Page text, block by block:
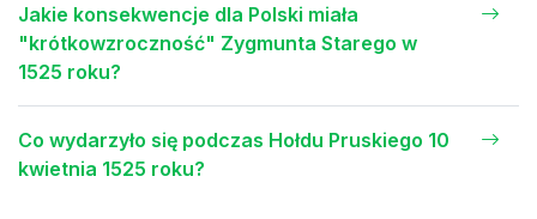
Jakie konsekwencje dla Polski miała
"krótkowzroczność" Zygmunta Starego w
1525 roku?
Co wydarzyło się podczas Hołdu Pruskiego 10
kwietnia 1525 roku?